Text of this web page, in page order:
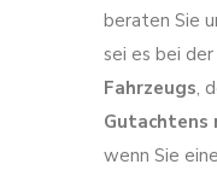
beraten Sie
sei es bei der
Fahrzeugs,
Gutachtens
wenn Sie eine